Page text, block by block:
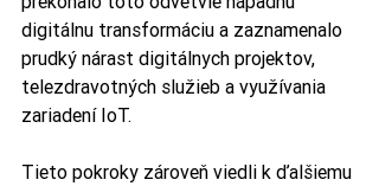
digitálnu transformáciu a zaznamenalo
prudký nárast digitálnych projektov,
telezdravotných služieb a využívania
zariadení IoT.
Tieto pokroky zároveň viedli k ďalšiemu